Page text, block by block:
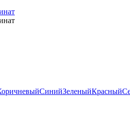
СинийЗеленыйКрасный